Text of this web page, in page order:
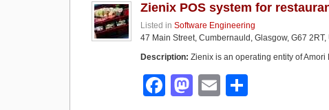
e
b
o
d
o
n
e
Zienix POS system for
Listed in Software Engineering
47 Main Street, Cumbernauld, Glasgow, G67 2RT,
Description: Zienix is an operating entity of
F
M
E